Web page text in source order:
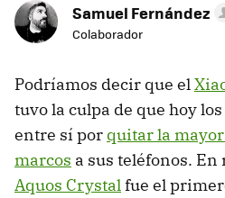
Samuel Fernández
Colaborador
Podríamos decir que el
tuvo la culpa de que hoy
entre sí por quitar la
marcos a sus teléfonos.
Aquos Crystalfue el